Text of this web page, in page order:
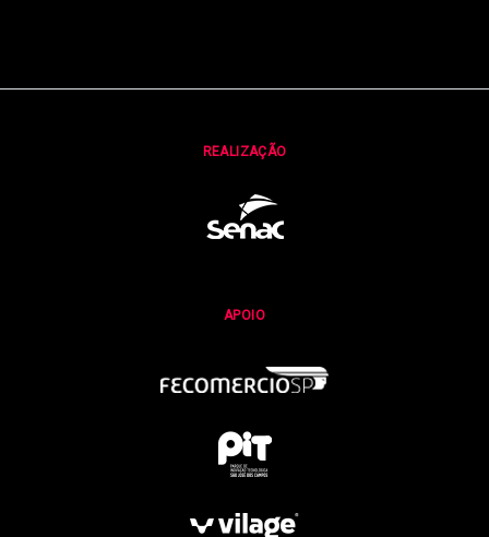
REALIZAÇÃO
APOIO